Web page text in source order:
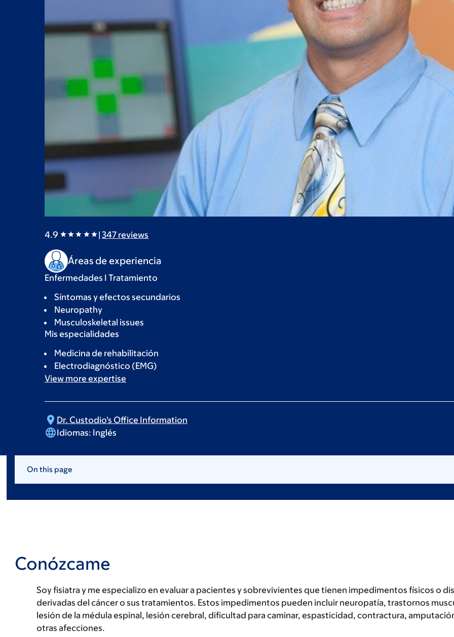
4.9 |347 reviews
Áreas de experiencia
Enfermedades I Tratamiento
Síntomas y efectos secundarios
Neuropathy
Musculoskeletal issues
Mis especialidades
Medicina de rehabilitación
Electrodiagnóstico (EMG)
View more expertise
Dr. Custodio's Office Information
Idiomas: Inglés
On this page
Conózcame
Soy fisiatra y me especializo en evaluar a pacientes y sobrevivientes que tienen impedimentos físicos o
derivadas del cáncer o sus tratamientos. Estos impedimentos pueden incluir neuropatía, trastornos
lesión de la médula espinal, lesión cerebral, dificultad para caminar, espasticidad, contractura,
otras afecciones.